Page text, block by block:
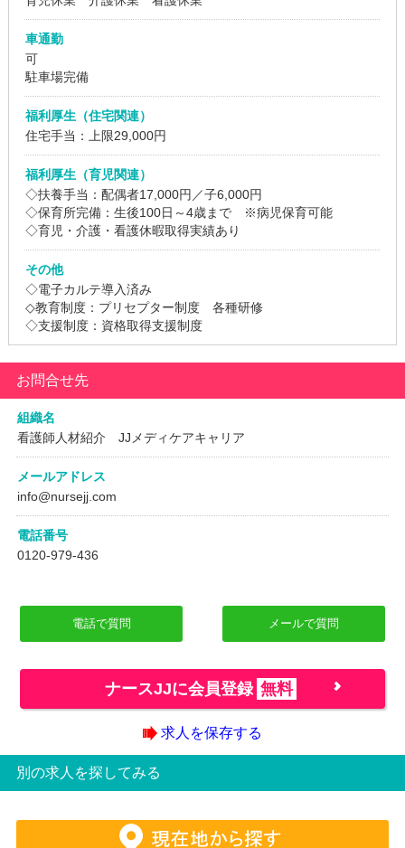
車通勤
可
駐車場完備
福利厚生（住宅関連）
住宅手当：上限29,000円
福利厚生（育児関連）
◇扶養手当：配偶者17,000円／子6,000円
◇保育所完備：生後100日～4歳まで ※病児保育可能
◇育児・介護・看護休暇取得実績あり
その他
◇電子カルテ導入済み
◇教育制度：プリセプター制度 各種研修
◇支援制度：資格取得支援制度
お問合せ先
組織名
看護師人材紹介 JJメディケアキャリア
メールアドレス
info@nursejj.com
電話番号
0120-979-436
電話で質問 メールで質問
ナースJJに会員登録 無料
求人を保存する
別の求人を探してみる